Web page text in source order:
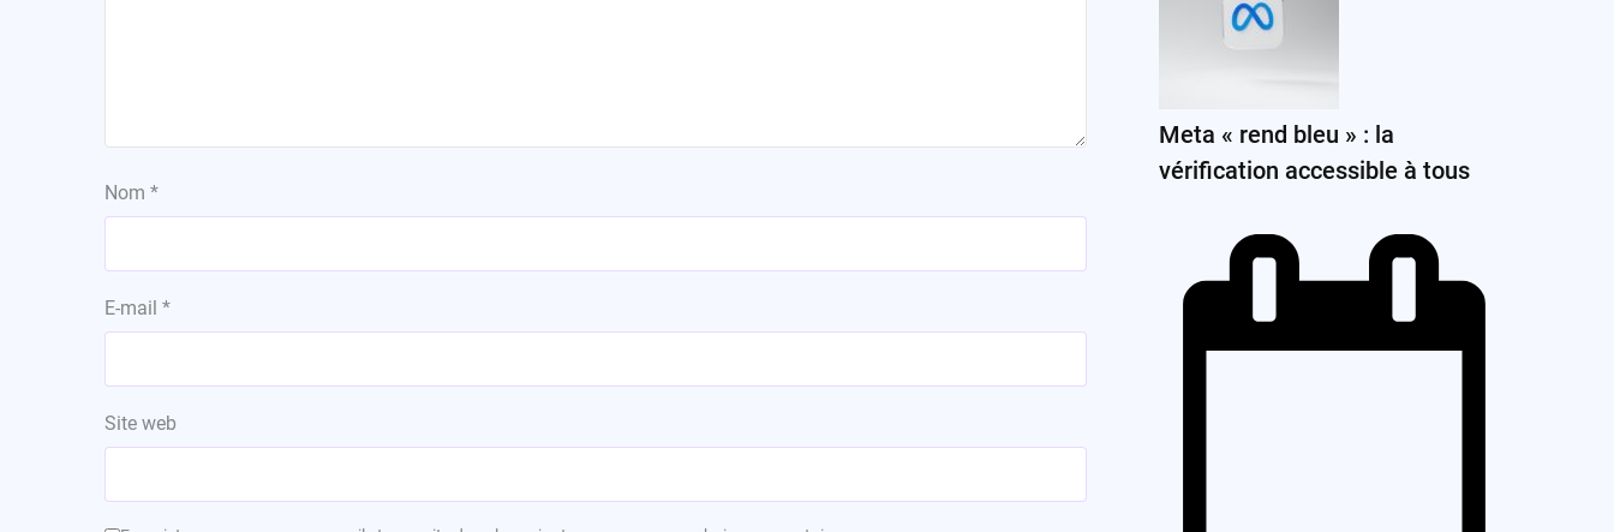
Nom *
E-mail *
Site web
Meta « rend bleu » : la
vérification accessible à tous